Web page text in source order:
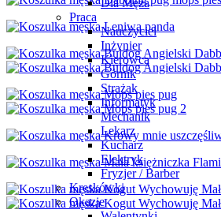
Dla Męża
Praca
Nauczyciel
Inżynier
Kierowca
Górnik
Strażak
Informatyk
Mechanik
Lekarz
Kucharz
Elektryk
Fryzjer / Barber
Kreskówki
Okazje